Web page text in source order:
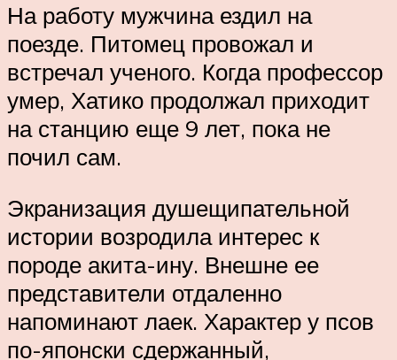
На работу мужчина ездил на
поезде. Питомец провожал и
встречал ученого. Когда профессор
умер, Хатико продолжал приходит
на станцию еще 9 лет, пока не
почил сам.
Экранизация душещипательной
истории возродила интерес к
породе акита-ину. Внешне ее
представители отдаленно
напоминают лаек. Характер у псов
по-японски сдержанный,